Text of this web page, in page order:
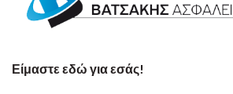
Είμαστε εδώ για εσάς!